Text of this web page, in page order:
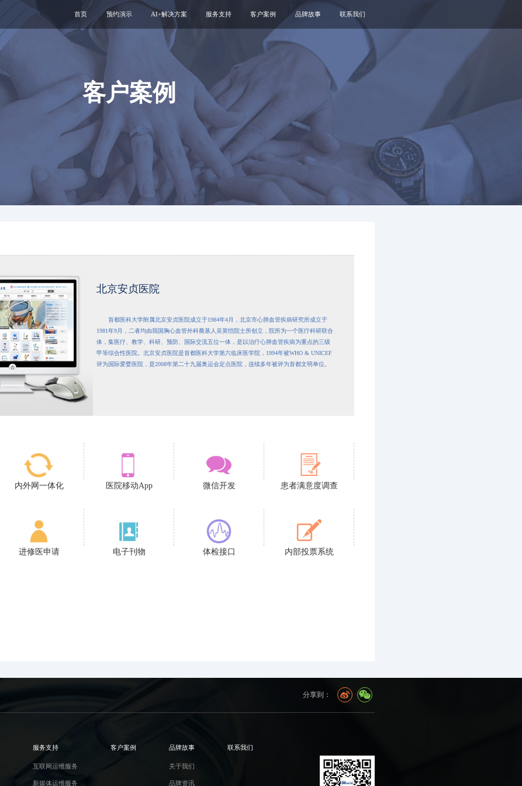
首页 预约演示 AI+解决方案
医疗用户服务智能体
智慧服务解决方案
互联网医院
智慧管理解决方案
服务支持
医院云安全服务
客户案例 品牌故事
品牌资讯
联系我们
客户案例
北京安贞医院
首都医科大学附属北京安贞医院成立于1984年4月，北京市心肺血管疾病研究所成立于
1981年9月，二者均由我国胸心血管外科奠基人吴英恺院士所创立，院所为一个医疗科研联合
体，集医疗、教学、科研、预防、国际交流五位一体，是以治疗心肺血管疾病为重点的三级
甲等综合性医院。北京安贞医院是首都医科大学第六临床医学院，1994年被WHO & UNICEF
评为国际爱婴医院，是2008年第二十九届奥运会定点医院，连续多年被评为首都文明单位。
内外网一体化 医院移动App 微信开发 患者满意度调查
进修医申请 电子刊物 体检接口 内部投票系统
分享到：
服务支持
互联网运维服务
新媒体运维服务
客户案例 品牌故事
关于我们
品牌资讯
联系我们